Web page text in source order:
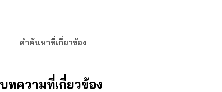
คำค้นหาที่เกี่ยวข้อง
บทความที่เกี่ยวข้อง